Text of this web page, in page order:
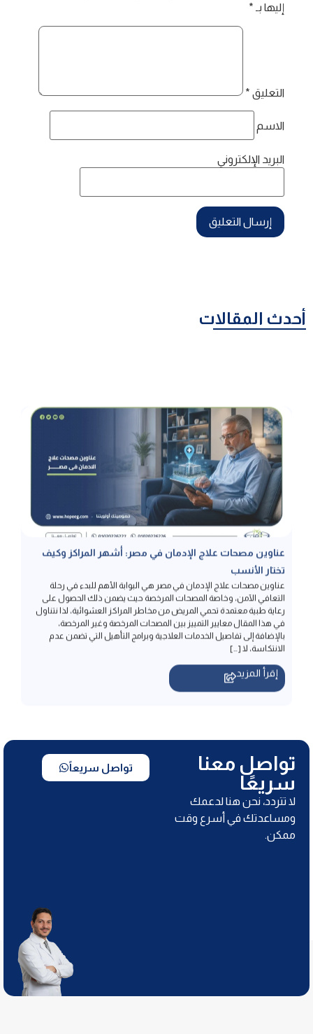
إليها بـ *
التعليق *
الاسم
البريد الإلكتروني
أحدث المقالات
عناوين مصحات علاج الإدمان في مصر: أشهر المراكز وكيف
تختار الأنسب
عناوين مصحات علاج الإدمان في مصر هي البوابة الأهم للبدء في رحلة
التعافي الآمن، وخاصة المصحات المرخصة حيث يضمن ذلك الحصول على
رعاية طبية معتمدة تحمي المريض من مخاطر المراكز العشوائية، لذا نتناول
في هذا المقال معايير التمييز بين المصحات المرخصة وغير المرخصة،
بالإضافة إلى تفاصيل الخدمات العلاجية وبرامج التأهيل التي تضمن عدم
الانتكاسة، لا […]
إقرأ المزيد
تواصل معنا
سريعًا
لا تتردد، نحن هنا لدعمك
ومساعدتك في أسرع وقت
ممكن.
تواصل سريعاً